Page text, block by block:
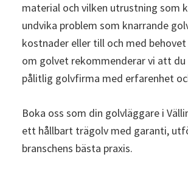
material och vilken utrustning som
undvika problem som knarrande
kostnader eller till och med
om golvet rekommenderar vi att du
pålitlig golvfirma med erfarenhet
Boka oss som din golvläggare i
ett hållbart trägolv med garanti,
branschens bästa praxis.